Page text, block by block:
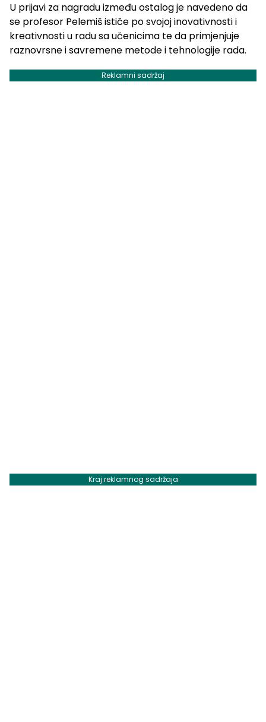
U prijavi za nagradu između ostalog je navedeno da
se profesor Pelemiš ističe po svojoj inovativnosti i
kreativnosti u radu sa učenicima te da primjenjuje
raznovrsne i savremene metode i tehnologije rada.
Reklamni sadržaj
Kraj reklamnog sadržaja